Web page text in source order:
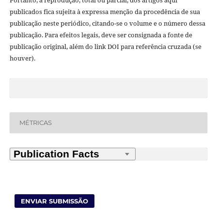
publicados fica sujeita à expressa menção da procedência de sua
publicação neste periódico, citando-se o volume e o número dessa
publicação. Para efeitos legais, deve ser consignada a fonte de
publicação original, além do link DOI para referência cruzada (se
houver).
MÉTRICAS
ENVIAR SUBMISSÃO